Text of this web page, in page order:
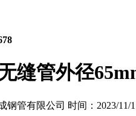
缝管外径
钢管有限公司 时间：2023/11/1